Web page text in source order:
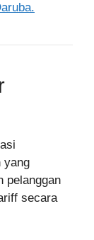
yang
pelanggan
secara